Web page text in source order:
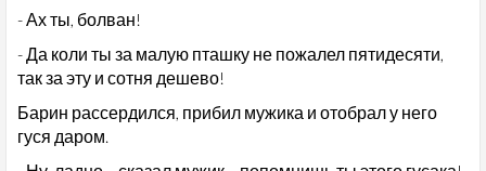
- Ах ты, болван!
- Да коли ты за малую пташку не пожалел пятидесяти,
так за эту и сотня дешево!
Барин рассердился, прибил мужика и отобрал у него
гуся даром.